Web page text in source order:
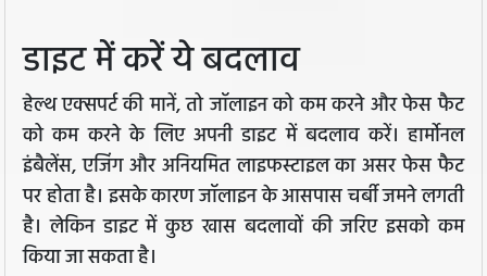
डाइट में करें ये बदलाव
हेल्थ एक्सपर्ट की मानें, तो जॉलाइन को कम करने और फेस फैट
को कम करने के लिए अपनी डाइट में बदलाव करें। हार्मोनल
इंबैलेंस, एजिंग और अनियमित लाइफस्टाइल का असर फेस फैट
पर होता है। इसके कारण जॉलाइन के आसपास चर्बी जमने लगती
है। लेकिन डाइट में कुछ खास बदलावों की जरिए इसको कम
किया जा सकता है।